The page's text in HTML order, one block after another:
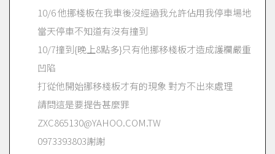
10/6 他挪棧板在我車後沒經過我允許佔用我停車場地
當天停車不知道有沒有撞到
10/7撞到{晚上8點多}只有他挪移棧板才造成護欄嚴重
凹陷
打從他開始挪移棧板才有的現象 對方不出來處理
請問這是要提告甚麼罪
ZXC865130@YAHOO.COM.TW
0973393803謝謝